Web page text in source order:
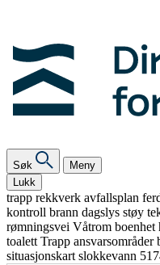
Søk
Meny
Lukk
trapp rekkverk avfallsplan
kontroll brann dagslys støy
rømningsvei Våtrom boenhet
toalett Trapp ansvarsområder
situasjonskart slokkevann